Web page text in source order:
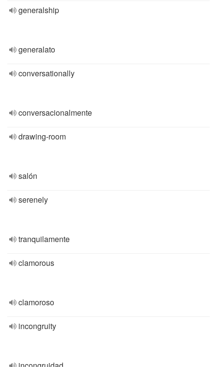
generalship
generalato
conversationally
conversacionalmente
drawing-room
salón
serenely
tranquilamente
clamorous
clamoroso
incongruity